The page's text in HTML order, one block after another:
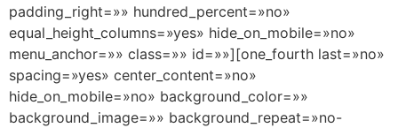
padding_right=»» hundred_percent=»no»
equal_height_columns=»yes» hide_on_mobile=»no»
menu_anchor=»» class=»» id=»»][one_fourth last=»no»
spacing=»yes» center_content=»no»
hide_on_mobile=»no» background_color=»»
background_image=»» background_repeat=»no-